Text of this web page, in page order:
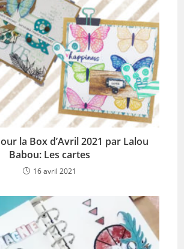
la Box d’Avril 2021 par Lalou
Babou: Les cartes
16 avril 2021